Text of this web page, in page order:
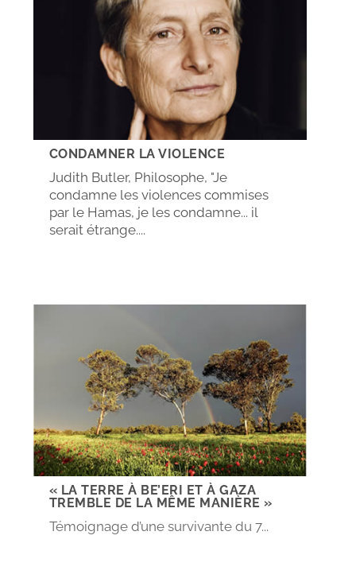
CONDAMNER LA VIOLENCE
Judith Butler, Philosophe, "Je
condamne les violences commises
par le Hamas, je les condamne... il
serait étrange....
« LA TERRE À BE’ERI ET À GAZA
TREMBLE DE LA MÊME MANIÈRE »
Témoignage d’une survivante du 7...